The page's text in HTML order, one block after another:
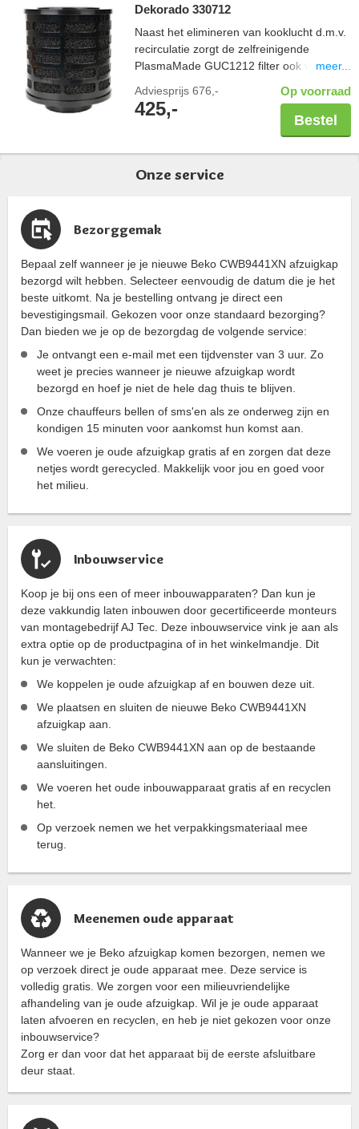
Dekorado 330712
Naast het elimineren van kooklucht d.m.v.
recirculatie zorgt de zelfreinigende
PlasmaMade GUC1212 filter ook voor een
pollen en bacteriën. Controleer altijd de
maatvoering van uw schacht in combinatie
met een PlasmaMade filter. Let hierbij op
de breedte en diepte, maar ook een
benodigde hoogte van 20cm. Capaciteit
600 m3/u.
meer...
Adviesprijs 676,-
425,-
Op voorraad
Bestel
Onze service
Bezorggemak
Bepaal zelf wanneer je je nieuwe Beko CWB9441XN afzuigkap
bezorgd wilt hebben. Selecteer eenvoudig de datum die je het
beste uitkomt. Na je bestelling ontvang je direct een
bevestigingsmail. Gekozen voor onze standaard bezorging?
Dan bieden we je op de bezorgdag de volgende service:
Je ontvangt een e-mail met een tijdvenster van 3 uur. Zo
weet je precies wanneer je nieuwe afzuigkap wordt
bezorgd en hoef je niet de hele dag thuis te blijven.
Onze chauffeurs bellen of sms'en als ze onderweg zijn en
kondigen 15 minuten voor aankomst hun komst aan.
We voeren je oude afzuigkap gratis af en zorgen dat deze
netjes wordt gerecycled. Makkelijk voor jou en goed voor
het milieu.
Inbouwservice
Koop je bij ons een of meer inbouwapparaten? Dan kun je
deze vakkundig laten inbouwen door gecertificeerde monteurs
van montagebedrijf AJ Tec. Deze inbouwservice vink je aan als
extra optie op de productpagina of in het winkelmandje. Dit
kun je verwachten:
We koppelen je oude afzuigkap af en bouwen deze uit.
We plaatsen en sluiten de nieuwe Beko CWB9441XN
afzuigkap aan.
We sluiten de Beko CWB9441XN aan op de bestaande
aansluitingen.
We voeren het oude inbouwapparaat gratis af en recyclen
het.
Op verzoek nemen we het verpakkingsmateriaal mee
terug.
Meenemen oude apparaat
Wanneer we je Beko afzuigkap komen bezorgen, nemen we
op verzoek direct je oude apparaat mee. Deze service is
volledig gratis. We zorgen voor een milieuvriendelijke
afhandeling van je oude afzuigkap. Wil je je oude apparaat
laten afvoeren en recyclen, en heb je niet gekozen voor onze
inbouwservice?
Zorg er dan voor dat het apparaat bij de eerste afsluitbare
deur staat.